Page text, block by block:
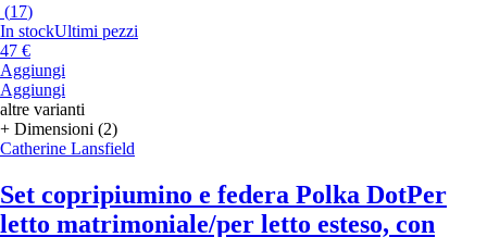
(17)
In stockUltimi pezzi
47 €
Aggiungi
Aggiungi
altre varianti
+ Dimensioni (2)
Catherine Lansfield
Set copripiumino e federa Polka DotPer
letto matrimoniale/per letto esteso, con